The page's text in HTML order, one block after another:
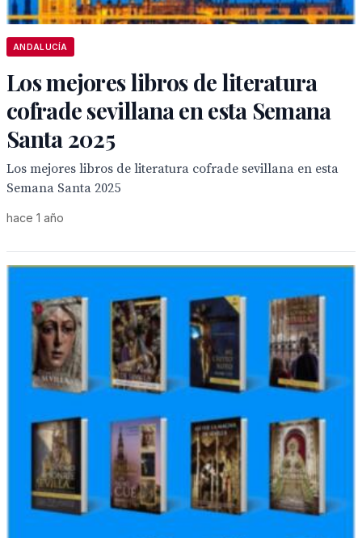
ANDALUCÍA
Los mejores libros de literatura
cofrade sevillana en esta Semana
Santa 2025
Los mejores libros de literatura cofrade sevillana en esta
Semana Santa 2025
hace 1 año